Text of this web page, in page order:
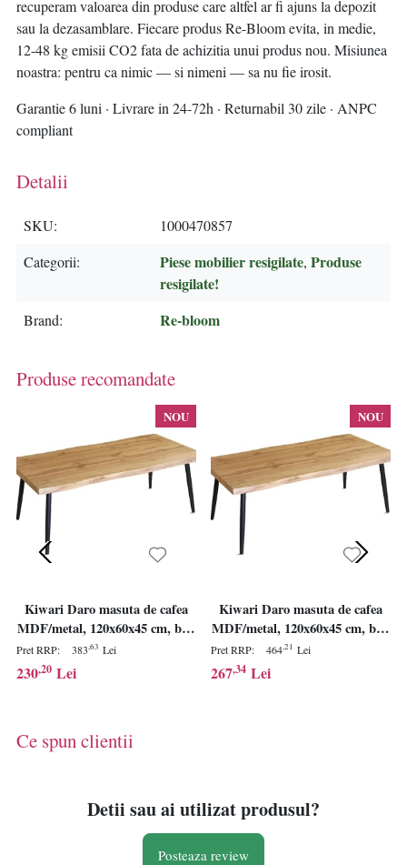
recuperam valoarea din produse care altfel ar fi ajuns la depozit
sau la dezasamblare. Fiecare produs Re-Bloom evita, in medie,
12-48 kg emisii CO2 fata de achizitia unui produs nou. Misiunea
noastra: pentru ca nimic — si nimeni — sa nu fie irosit.
Garantie 6 luni · Livrare in 24-72h · Returnabil 30 zile · ANPC
compliant
Detalii
SKU
1000470857
Categorii
Piese mobilier resigilate, Produse
resigilate!
Brand Re-bloom
Produse recomandate
NOU
Kiwari Daro masuta de cafea
MDF/metal, 120x60x45 cm, blat
MDF finisaj stejar natural,
cadru metal negru, design
industrial, stejar/negru -
Pret RRP: 383,63 Lei
230,20 Lei
NOU
Kiwari Daro masuta de cafea
MDF/metal, 120x60x45 cm, blat
MDF finisaj stejar natural,
cadru metal negru, design
industrial, stejar/negru -
Pret RRP: 464,21 Lei
267,34 Lei
Ce spun clientii
Detii sau ai utilizat produsul?
Posteaza review